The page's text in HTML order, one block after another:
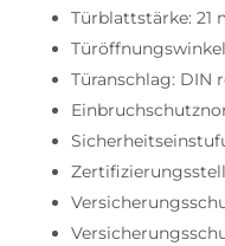
Türblattstärke: 21
Türanschlag: DIN